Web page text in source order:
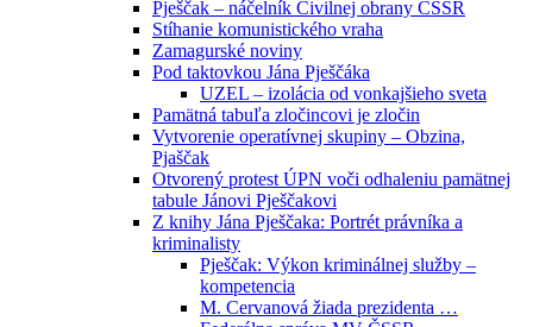
Pješčak – náčelník Civilnej obrany ČSSR
Stíhanie komunistického vraha
Zamagurské noviny
Pod taktovkou Jána Pješčáka
UZEL – izolácia od vonkajšieho sveta
Pamätná tabuľa zločincovi je zločin
Vytvorenie operatívnej skupiny – Obzina,
Pjaščak
Otvorený protest ÚPN voči odhaleniu pamätnej
tabule Jánovi Pješčakovi
Z knihy Jána Pješčaka: Portrét právníka a
kriminalisty
Pješčak: Výkon kriminálnej služby –
kompetencia
M. Cervanová žiada prezidenta …